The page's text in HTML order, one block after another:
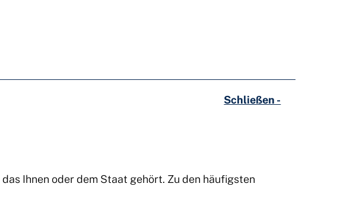
Schließen -
das Ihnen oder dem Staat gehört. Zu den häufigsten